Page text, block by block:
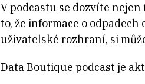
V podcastu se dozvíte
to, že informace o
uživatelské rozhraní, si
Data Boutique podcast je